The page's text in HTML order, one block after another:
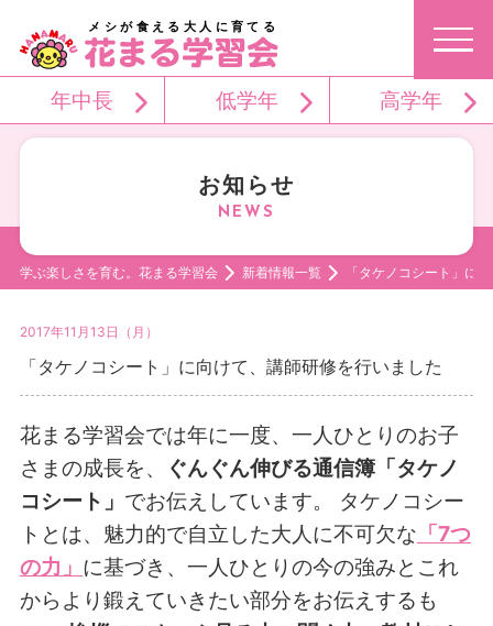
メシが食える大人に育てる
年中長 低学年 高学年
お知らせ
学ぶ楽しさを育む。花まる学習会 新着情報一覧 「タケノコシート」に
2017年11月13日（月）
「タケノコシート」に向けて、講師研修を行いました
花まる学習会では年に一度、一人ひとりのお子
さまの成長を、
ぐんぐん伸びる通信簿「タケノ
コシート」 でお伝えしています。 タケノコシー
トとは、魅力的で自立した大人に不可欠な 「7つ
の力」 に基づき、一人ひとりの今の強みとこれ
からより鍛えていきたい部分をお伝えするも